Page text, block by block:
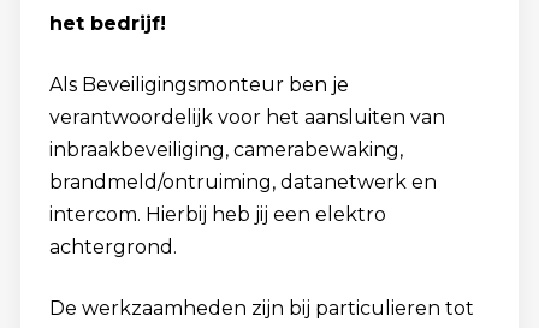
het bedrijf!
Als Beveiligingsmonteur ben je
verantwoordelijk voor het aansluiten van
inbraakbeveiliging, camerabewaking,
brandmeld/ontruiming, datanetwerk en
intercom. Hierbij heb jij een elektro
achtergrond.
De werkzaamheden zijn bij particulieren tot